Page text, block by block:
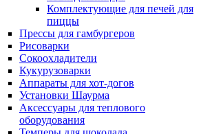
Комплектующие для печей для
пиццы
Прессы для гамбургеров
Рисоварки
Сокоохладители
Кукурузоварки
Аппараты для хот-догов
Установки Шаурма
Аксессуары для теплового
оборудования